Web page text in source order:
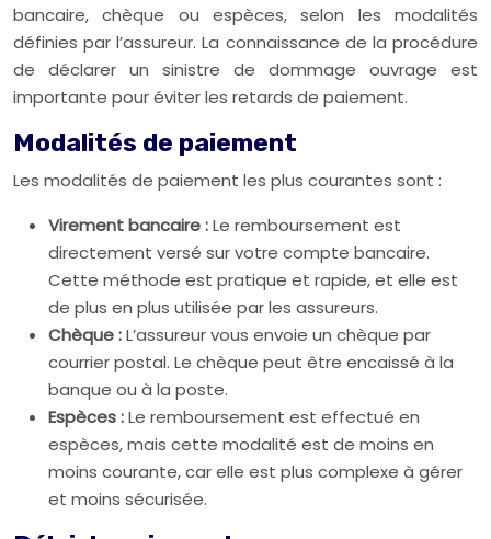
bancaire, chèque ou espèces, selon les modalités
définies par l’assureur. La connaissance de la procédure
de déclarer un sinistre de dommage ouvrage est
importante pour éviter les retards de paiement.
Modalités de paiement
Les modalités de paiement les plus courantes sont :
Virement bancaire :Le remboursement est
directement versé sur votre compte bancaire.
Cette méthode est pratique et rapide, et elle est
de plus en plus utilisée par les assureurs.
Chèque :L’assureur vous envoie un chèque par
courrier postal. Le chèque peut être encaissé à la
banque ou à la poste.
Espèces :Le remboursement est effectué en
espèces, mais cette modalité est de moins en
moins courante, car elle est plus complexe à gérer
et moins sécurisée.